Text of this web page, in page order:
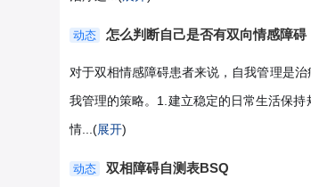
动态 怎么判断自己是否有双向情感障碍
对于双相情感障碍患者来说，自我管理是
我管理的策略。1.建立稳定的日常生活保
情...(展开)
动态 双相障碍自测表BSQ